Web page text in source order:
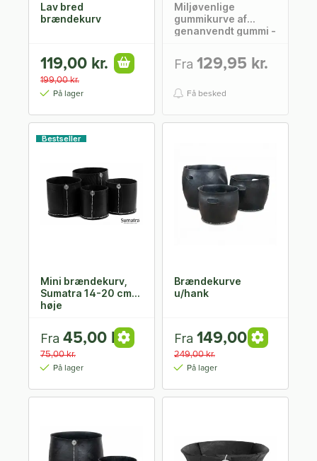
Lav bred
brændekurv
119,00 kr.
199,00 kr.
På lager
Miljøvenlige
gummikurve af
genanvendt gummi -
Fra 129,95 kr.
Få besked
Bestseller
Mini brændekurv,
Sumatra 14-20 cm
høje
Fra 45,00 kr.
75,00 kr.
På lager
Brændekurve
u/hank
Fra 149,00 kr.
249,00 kr.
På lager